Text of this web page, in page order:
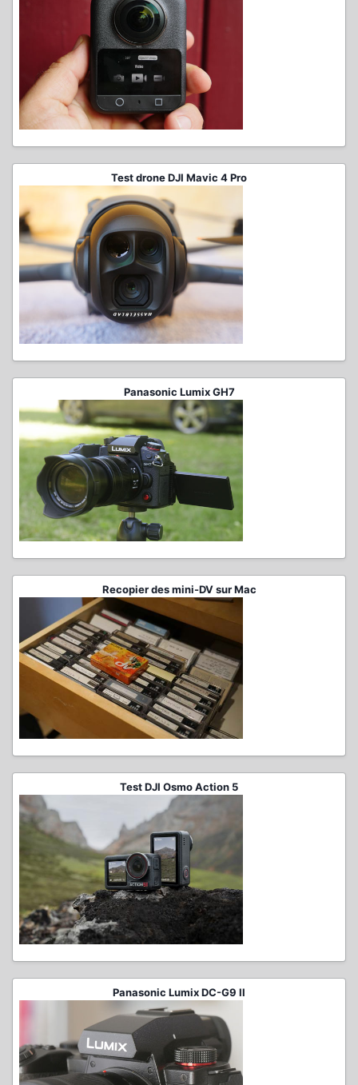
Test drone DJI Mavic 4 Pro
Panasonic Lumix GH7
Recopier des mini-DV sur Mac
Test DJI Osmo Action 5
Panasonic Lumix DC-G9 II